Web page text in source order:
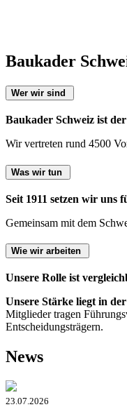
Baukader
Wer wir sind
Baukader Schweiz ist
Wir vertreten rund 4500
Was wir tun
Seit 1911 setzen wir uns
Gemeinsam mit dem
Wie wir arbeiten
Unsere Rolle ist
Unsere Stärke liegt in
Mitglieder tragen
Entscheidungsträgern.
News
23.07.2026